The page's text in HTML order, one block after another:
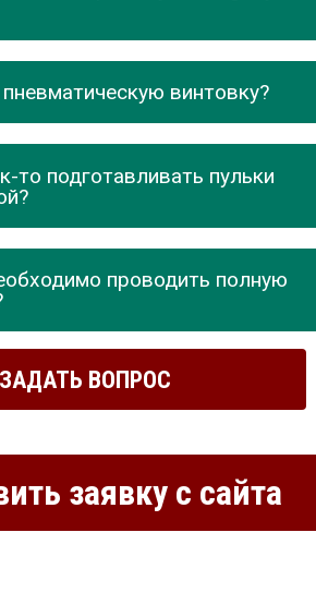
винтовку?
то подготавливать пульки
проводить полную
ЗАДАТЬ ВОПРОС
заявку с сайта